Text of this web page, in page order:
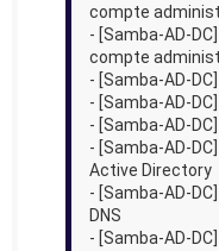
compte
- [Samba-AD-
compte
- [Samba-AD-
- [Samba-AD-
- [Samba-AD-
- [Samba-AD-
Active Directory
- [Samba-AD-
DNS
- [Samba-AD-